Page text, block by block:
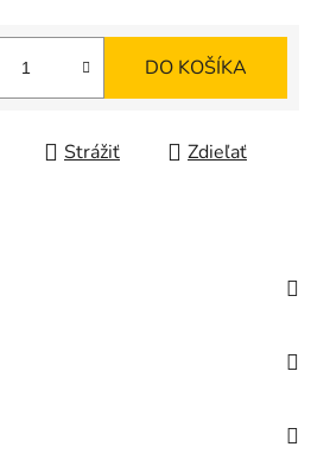
DO KOŠÍKA
Strážiť Zdieľať